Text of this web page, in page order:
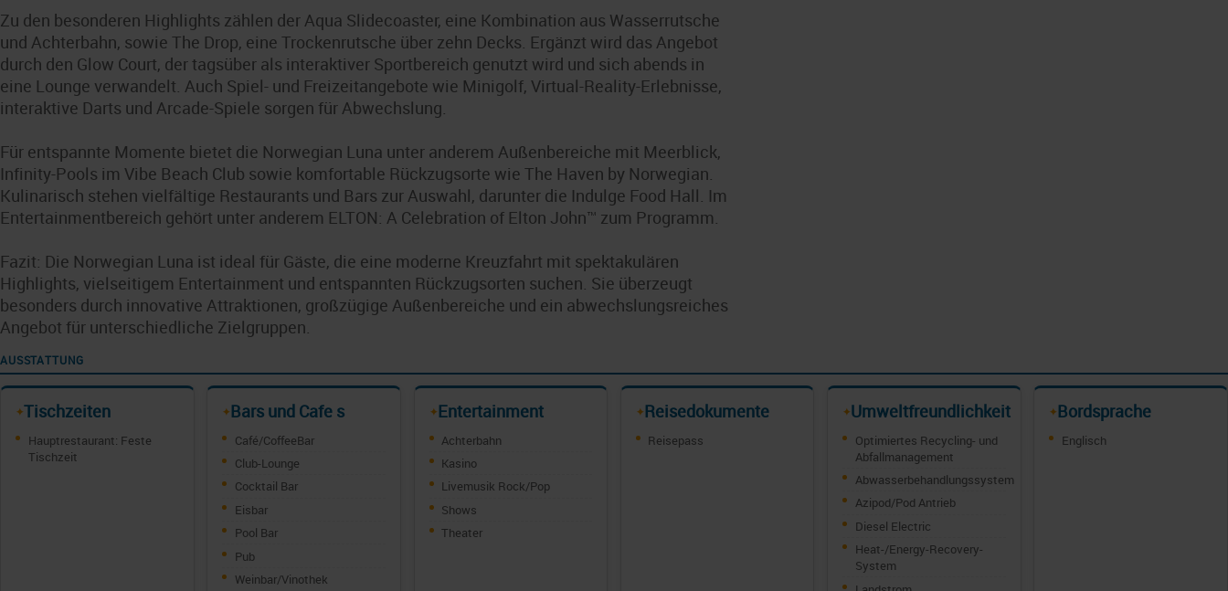
Zu den besonderen Highlights zählen der Aqua Slidecoaster, eine Kombination aus Wasserrutsche
und Achterbahn, sowie The Drop, eine Trockenrutsche über zehn Decks. Ergänzt wird das Angebot
durch den Glow Court, der tagsüber als interaktiver Sportbereich genutzt wird und sich abends in
eine Lounge verwandelt. Auch Spiel- und Freizeitangebote wie Minigolf, Virtual-Reality-Erlebnisse,
interaktive Darts und Arcade-Spiele sorgen für Abwechslung.
Für entspannte Momente bietet die Norwegian Luna unter anderem Außenbereiche mit Meerblick,
Infinity-Pools im Vibe Beach Club sowie komfortable Rückzugsorte wie The Haven by Norwegian.
Kulinarisch stehen vielfältige Restaurants und Bars zur Auswahl, darunter die Indulge Food Hall. Im
Entertainmentbereich gehört unter anderem ELTON: A Celebration of Elton John™ zum Programm.
Fazit: Die Norwegian Luna ist ideal für Gäste, die eine moderne Kreuzfahrt mit spektakulären
Highlights, vielseitigem Entertainment und entspannten Rückzugsorten suchen. Sie überzeugt
besonders durch innovative Attraktionen, großzügige Außenbereiche und ein abwechslungsreiches
Angebot für unterschiedliche Zielgruppen.
AUSSTATTUNG
✦Tischzeiten
Hauptrestaurant: Feste
Tischzeit
✦Bars und Cafe s
Café/CoffeeBar
Club-Lounge
Cocktail Bar
Eisbar
Pool Bar
Pub
Weinbar/Vinothek
✦Entertainment
Achterbahn
Kasino
Livemusik Rock/Pop
Shows
Theater
✦Reisedokumente
Reisepass
✦Umweltfreundlichkeit
Optimiertes Recycling- und
Abfallmanagement
Abwasserbehandlungssystem
Azipod/Pod Antrieb
Diesel Electric
Heat-/Energy-Recovery-
System
✦Bordsprache
Englisch